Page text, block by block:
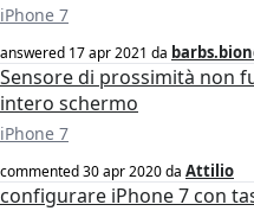
iPhone 7
answered 17 apr 2021 da
Sensore di prossimità non
intero schermo
iPhone 7
commented30 apr 2020da Attilio
configurare iPhone 7 con